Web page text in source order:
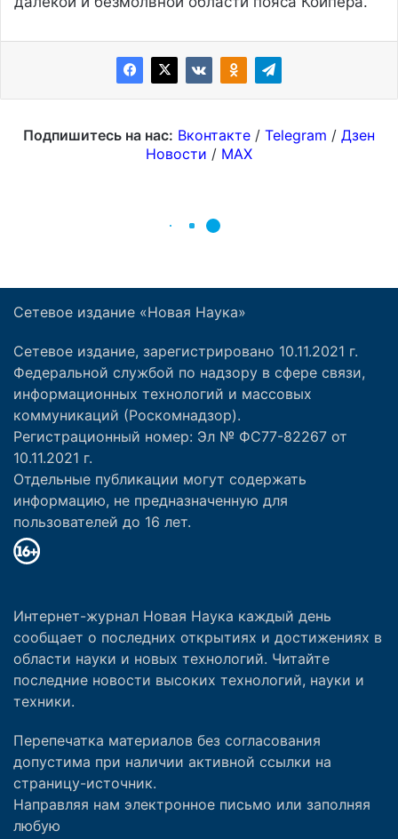
Сетевое издание «Новая Наука»
Сетевое издание, зарегистрировано 10.11.2021 г.
Федеральной службой по надзору в сфере связи,
информационных технологий и массовых
коммуникаций (Роскомнадзор).
Регистрационный номер: Эл № ФС77-82267 от
10.11.2021 г.
Отдельные публикации могут содержать
информацию, не предназначенную для
пользователей до 16 лет.
Интернет-журнал Новая Наука каждый день
сообщает о последних открытиях и достижениях в
области науки и новых технологий. Читайте
последние новости высоких технологий, науки и
техники.
Перепечатка материалов без согласования
допустима при наличии активной ссылки на
страницу-источник.
Направляя нам электронное письмо или заполняя
любую